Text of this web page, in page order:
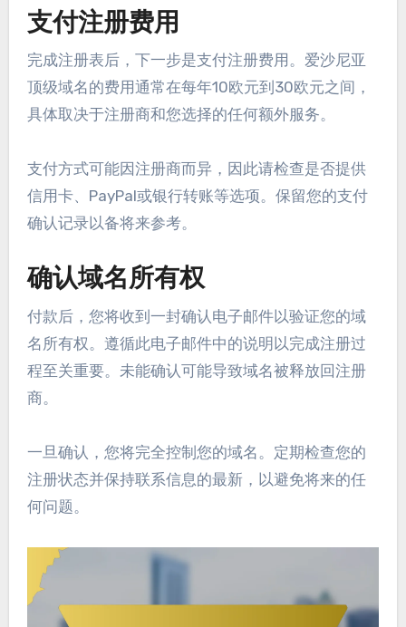
支付注册费用
完成注册表后，下一步是支付注册费用。爱沙尼亚
顶级域名的费用通常在每年10欧元到30欧元之间，
具体取决于注册商和您选择的任何额外服务。
支付方式可能因注册商而异，因此请检查是否提供
信用卡、PayPal或银行转账等选项。保留您的支付
确认记录以备将来参考。
确认域名所有权
付款后，您将收到一封确认电子邮件以验证您的域
名所有权。遵循此电子邮件中的说明以完成注册过
程至关重要。未能确认可能导致域名被释放回注册
商。
一旦确认，您将完全控制您的域名。定期检查您的
注册状态并保持联系信息的最新，以避免将来的任
何问题。